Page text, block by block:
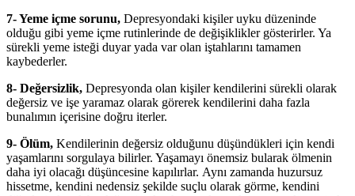
7- Yeme içme sorunu, Depresyondaki kişiler uyku düzeninde
olduğu gibi yeme içme rutinlerinde de değişiklikler gösterirler. Ya
sürekli yeme isteği duyar yada var olan iştahlarını tamamen
kaybederler.
8- Değersizlik, Depresyonda olan kişiler kendilerini sürekli olarak
değersiz ve işe yaramaz olarak görerek kendilerini daha fazla
bunalımın içerisine doğru iterler.
9- Ölüm, Kendilerinin değersiz olduğunu düşündükleri için kendi
yaşamlarını sorgulaya bilirler. Yaşamayı önemsiz bularak ölmenin
daha iyi olacağı düşüncesine kapılırlar. Aynı zamanda huzursuz
hissetme, kendini nedensiz şekilde suçlu olarak görme, kendini